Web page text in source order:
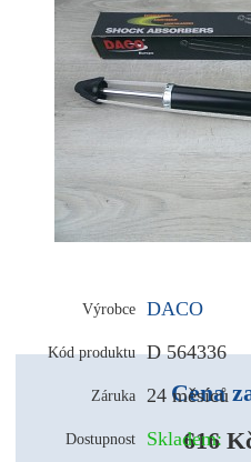
Výrobce DACO
Kód produktu D 564336
Záruka 24 měsíců
Dostupnost
Skladem:
Cena
616